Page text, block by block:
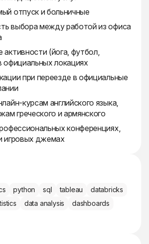
отпуск и больничные
выбора между работой из офиса
активности (йога, футбол,
официальных локациях
при переезде в официальные
курсам английского языка,
греческого и армянского
конференциях,
игровых джемах
python sql tableau
databricks
data analysis
dashboards